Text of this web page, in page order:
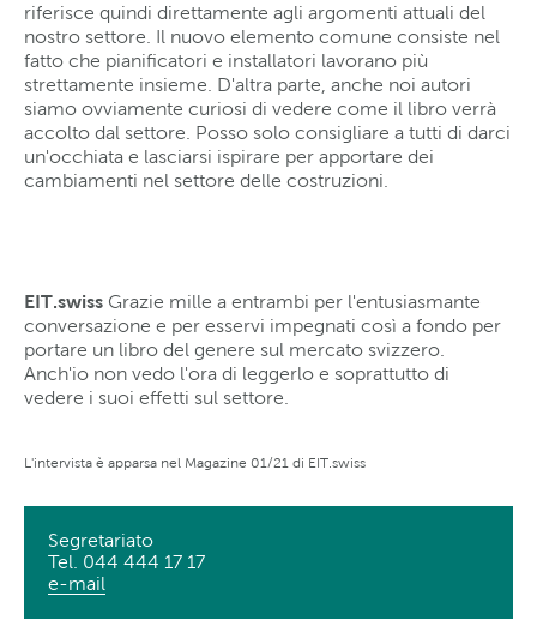
riferisce quindi direttamente agli argomenti attuali del
nostro settore. Il nuovo elemento comune consiste nel
fatto che pianificatori e installatori lavorano più
strettamente insieme. D'altra parte, anche noi autori
siamo ovviamente curiosi di vedere come il libro verrà
accolto dal settore. Posso solo consigliare a tutti di darci
un'occhiata e lasciarsi ispirare per apportare dei
cambiamenti nel settore delle costruzioni.
EIT.swiss Grazie mille a entrambi per l'entusiasmante
conversazione e per esservi impegnati così a fondo per
portare un libro del genere sul mercato svizzero.
Anch'io non vedo l'ora di leggerlo e soprattutto di
vedere i suoi effetti sul settore.
L'intervista è apparsa nel Magazine 01/21 di EIT.swiss
Segretariato
Tel. 044 444 17 17
e-mail